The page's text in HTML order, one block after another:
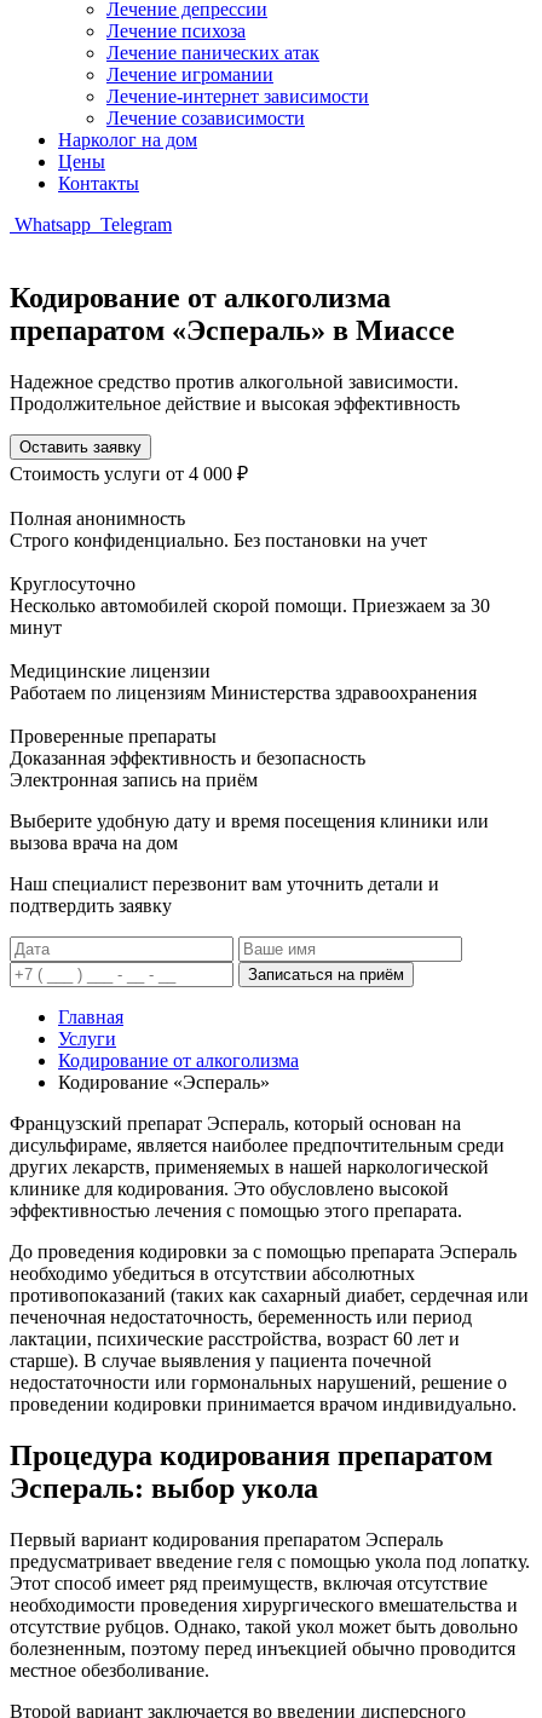
Лечение депрессии
Лечение психоза
Лечение панических атак
Лечение игромании
Лечение-интернет зависимости
Лечение созависимости
Нарколог на дом
Цены
Контакты
Whatsapp Telegram
Кодирование от алкоголизма
препаратом «Эспераль» в Миассе
Надежное средство против алкогольной зависимости.
Продолжительное действие и высокая эффективность
Оставить заявку
Стоимость услуги от 4 000 ₽
Полная анонимность
Строго конфиденциально. Без постановки на учет
Круглосуточно
Несколько автомобилей скорой помощи. Приезжаем за 30
минут
Медицинские лицензии
Работаем по лицензиям Министерства здравоохранения
Проверенные препараты
Доказанная эффективность и безопасность
Электронная запись на приём
Выберите удобную дату и время посещения клиники или
вызова врача на дом
Наш специалист перезвонит вам уточнить детали и
подтвердить заявку
Записаться на приём
Главная
Услуги
Кодирование от алкоголизма
Кодирование «Эспераль»
Французский препарат Эспераль, который основан на
дисульфираме, является наиболее предпочтительным среди
других лекарств, применяемых в нашей наркологической
клинике для кодирования. Это обусловлено высокой
эффективностью лечения с помощью этого препарата.
До проведения кодировки за с помощью препарата Эспераль
необходимо убедиться в отсутствии абсолютных
противопоказаний (таких как сахарный диабет, сердечная или
печеночная недостаточность, беременность или период
лактации, психические расстройства, возраст 60 лет и
старше). В случае выявления у пациента почечной
недостаточности или гормональных нарушений, решение о
проведении кодировки принимается врачом индивидуально.
Процедура кодирования препаратом
Эспераль: выбор укола
Первый вариант кодирования препаратом Эспераль
предусматривает введение геля с помощью укола под лопатку.
Этот способ имеет ряд преимуществ, включая отсутствие
необходимости проведения хирургического вмешательства и
отсутствие рубцов. Однако, такой укол может быть довольно
болезненным, поэтому перед инъекцией обычно проводится
местное обезболивание.
Второй вариант заключается во введении дисперсного